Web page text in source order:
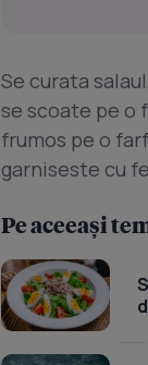
Se curata
se scoate pe o
frumos pe o
garniseste cu
Pe aceeași